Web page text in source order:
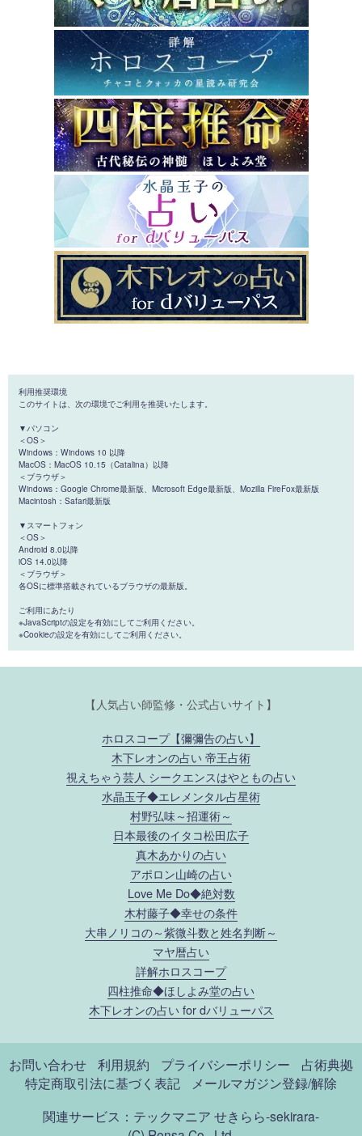
利用推奨環境
このサイトは、次の環境でご利用を推奨いたします。
▼パソコン
＜OS＞
Windows：Windows 10 以降
MacOS：MacOS 10.15（Catalina）以降
＜ブラウザ＞
Windows：Google Chrome最新版、Microsoft Edge最新版、Mozilla FireFox最新版
Macintosh：Safari最新版
▼スマートフォン
＜OS＞
Android 8.0以降
iOS 14.0以降
＜ブラウザ＞
各OSに標準搭載されているブラウザの最新版。
ご利用にあたり
※JavaScriptの設定を有効にしてご利用ください。
※Cookieの設定を有効にしてご利用ください。
【人気占い師監修・公式占いサイト】
ホロスコープ【彌彌告の占い】
木下レオンの占い 帝王占術
視えちゃう芸人 シークエンスはやともの占い
水晶玉子◆エレメンタル占星術
村野弘味～招運術～
日本最後のイタコ松田広子
真木あかりの占い
アポロン山崎の占い
Love Me Do◆絶対数
木村藤子◆幸せの条件
大串ノリコの～紫微斗数と姓名判断～
マヤ暦占い
詳解ホロスコープ
四柱推命◆ほしよみ堂の占い
木下レオンの占い for dバリューパス
お問い合わせ 利用規約 プライバシーポリシー
占術典拠
特定商取引法に基づく表記
メールマガジン登録/解除
関連サービス：テックマニア せきらら-sekirara-